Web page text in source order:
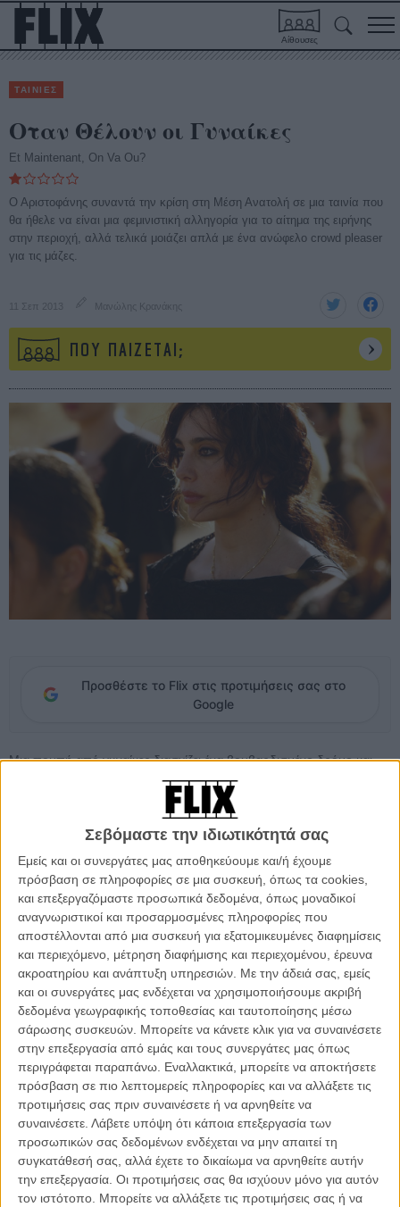
Σεβόμαστε την ιδιωτικότητά σας
Εμείς και οι συνεργάτες μας αποθηκεύουμε και/ή έχουμε
πρόσβαση σε πληροφορίες σε μια συσκευή, όπως τα cookies,
και επεξεργαζόμαστε προσωπικά δεδομένα, όπως μοναδικοί
αναγνωριστικοί και προσαρμοσμένες πληροφορίες που
αποστέλλονται από μια συσκευή για εξατομικευμένες διαφημίσεις
και περιεχόμενο, μέτρηση διαφήμισης και περιεχομένου, έρευνα
ακροατηρίου και ανάπτυξη υπηρεσιών. Με την άδειά σας, εμείς
και οι συνεργάτες μας ενδέχεται να χρησιμοποιήσουμε ακριβή
δεδομένα γεωγραφικής τοποθεσίας και ταυτοποίησης μέσω
σάρωσης συσκευών. Μπορείτε να κάνετε κλικ για να συναινέσετε
στην επεξεργασία από εμάς και τους συνεργάτες μας όπως
περιγράφεται παραπάνω. Εναλλακτικά, μπορείτε να αποκτήσετε
πρόσβαση σε πιο λεπτομερείς πληροφορίες και να αλλάξετε τις
προτιμήσεις σας πριν συναινέσετε ή να αρνηθείτε να
συναινέσετε. Λάβετε υπόψη ότι κάποια επεξεργασία των
προσωπικών σας δεδομένων ενδέχεται να μην απαιτεί τη
συγκατάθεσή σας, αλλά έχετε το δικαίωμα να αρνηθείτε αυτήν
την επεξεργασία. Οι προτιμήσεις σας θα ισχύουν μόνο για αυτόν
τον ιστότοπο. Μπορείτε να αλλάξετε τις προτιμήσεις σας ή να
Αίθουσες
ΤΑΙΝΙΕΣ
Οταν Θέλουν οι Γυναίκες
Et Μaintenant, Οn Va Ou?
Ο Αριστοφάνης συναντά την κρίση στη Μέση Ανατολή σε μια ταινία που
θα ήθελε να είναι μια φεμινιστική αλληγορία για το αίτημα της ειρήνης
στην περιοχή, αλλά τελικά μοιάζει απλά με ένα ανώφελο crowd pleaser
για τις μάζες.
11 Σεπ 2013 Μανώλης Κρανάκης
ΠΟΥ ΠΑΙΖΕΤΑΙ;
Προσθέστε το Flix στις προτιμήσεις σας στο
Google
Μια πομπή από γυναίκες διασχίζει ένα βομβαρδισμένο δρόμο και
κατευθύνεται προς το νεκροταφείο του χωριού. Μερικές έχουν το
πρόσωπο καλυμμένο, άλλες κρατάνε ξύλινους σταυρούς, όλες
όμως είναι μαυροντυμένες καθώς τις ενώνει ένα κοινό πένθος. Η
Τάκλα, η Αμάλ, η Υβόν, η Αφάφ και η Σαϊντέ υπομένουν στωικά τον
καυτό ήλιο, κρατώντας τις φωτογραφίες των αγαπημένων τους
αντρών, οι οποίοι χάθηκαν σ’ έναν μάταιο πόλεμο που έχει κρατήσει
υπερβολικά. Καθώς φτάνουν στο νεκροταφείο, η πομπή χωρίζεται
σε δύο ομάδες: μια μουσουλμανική και μια χριστιανική.
Σε ένα χωριό κάπου στη Μέση Ανατολή, όπου συνυπάρχουν
Χριστιανοί και Μουσουλμάνοι, οι γυναίκες είναι αποφασισμένες να
πάρουν την κατάσταση στα χέρια τους. Κουρασμένες από το θρήνο
για τους αγαπημένους τους και τον αλληλοσπαραγμό, θα
σκαρφιστούν κάθε πιθανό κόλπο για να κατευνάσουν τα πνεύματα
και να κρατήσουν τα όπλα των ανδρών τους στη θέση τους.
Το ότι ξεκινούν από το σαμποτάζ της μοναδικής τηλεόρασης που
έχει σήμα σε όλο το χωριό (επειδή οι ειδήσεις για τις αναταραχές
στην περιοχή εξάπτουν τις αντίπαλες πλευρές), δίνει το στίγμα μιας
ταινίας που προτιμά από την αρχή να καταγράψει την τραγική
κατάσταση στη Μέση Ανατολή με τη μορφή μιας σάτιρας και τη
γεύση μιας λαϊκής κωμωδίας, όπως περίπου τη δίδαξε ο
Αριστοφάνης.